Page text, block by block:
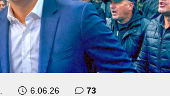
6.06.26 73komentara